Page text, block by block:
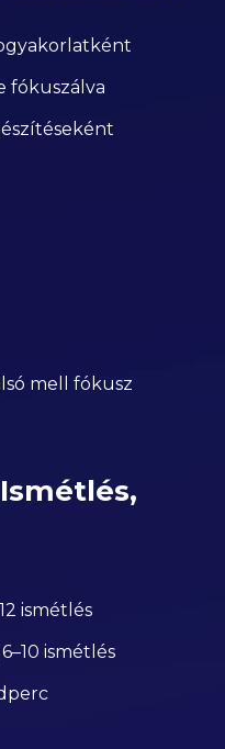
fókuszálva
mell fókusz
ismétlés
ismétlés